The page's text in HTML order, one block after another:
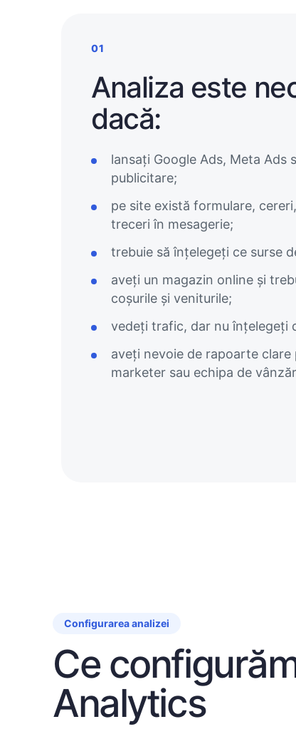
01
Analiza este
dacă:
lansați Google Ads, Meta Ads
publicitare;
pe site există formulare,
treceri în mesagerie;
trebuie să înțelegeți ce surse
aveți un magazin online și
coșurile și veniturile;
vedeți trafic, dar nu înțelegeți
aveți nevoie de rapoarte
marketer sau echipa de
Configurarea analizei
Ce
Analytics